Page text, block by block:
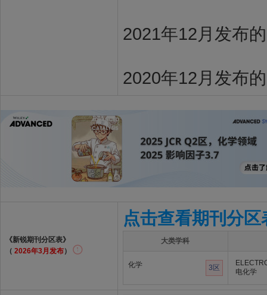
2021年12月发布
2020年12月发布
《新锐期刊分区表》
（ 2026年3月发布）
点击查看期刊分区
大类学科
化学 3区
电化学